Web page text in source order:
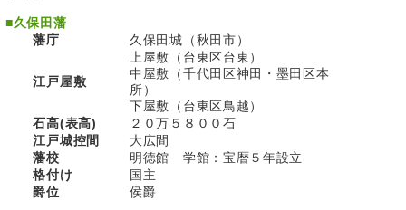
■久保田藩
藩庁
久保田城（秋田市）
江戸屋敷
上屋敷（台東区台東）
中屋敷（千代田区神田・墨田区本
所）
下屋敷（台東区鳥越）
石高(表高)
２０万５８００石
江戸城控間
大広間
藩校
明徳館 学館：宝暦５年設立
格付け
国主
爵位
侯爵